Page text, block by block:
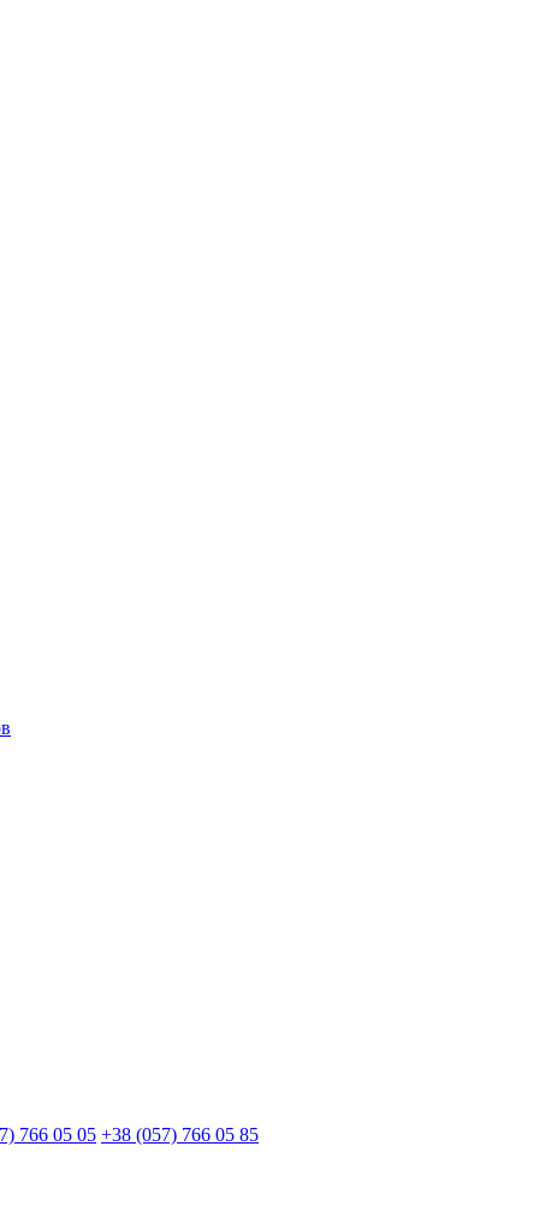
766 05 05 +38 (057) 766 05 85